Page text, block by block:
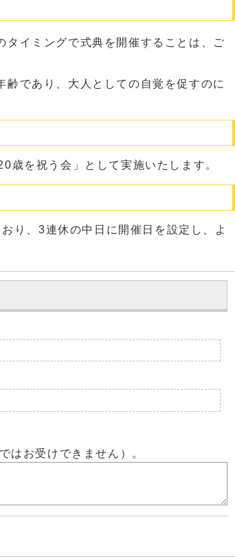
イミングで式典を開催することは、ご
であり、大人としての自覚を促すのに
歳を祝う会」として実施いたします。
り、3連休の中日に開催日を設定し、よ
はお受けできません）。